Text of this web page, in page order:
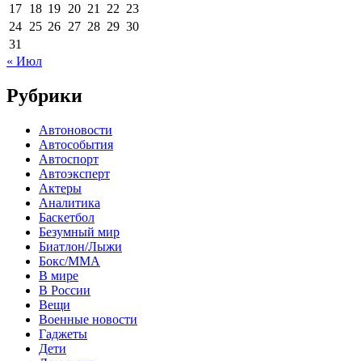
17 18 19 20 21 22 23
24 25 26 27 28 29 30
31
« Июл
Рубрики
Автоновости
Автособытия
Автоспорт
Автоэксперт
Актеры
Аналитика
Баскетбол
Безумный мир
Биатлон/Лыжи
Бокс/MMA
В мире
В России
Вещи
Военные новости
Гаджеты
Дети